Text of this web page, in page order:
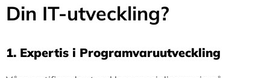
Din IT-utveckling?
1.⁠ ⁠Expertis i Programvaruutveckling